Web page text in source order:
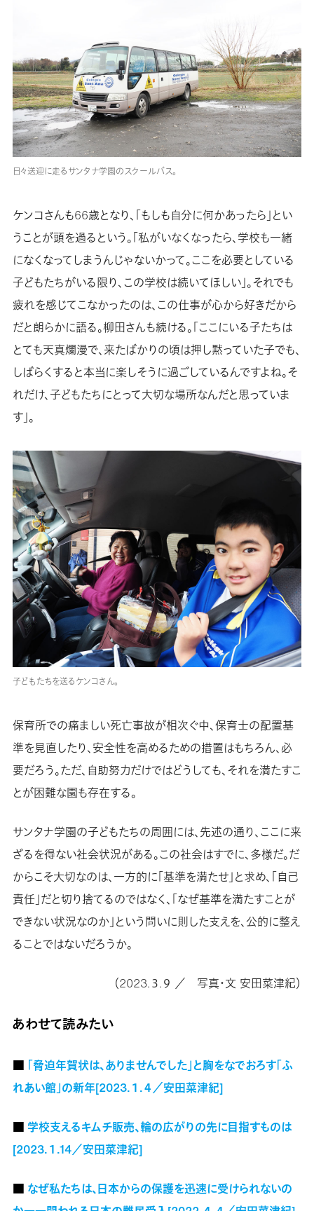
日々送迎に走るサンタナ学園のスクールバス。
ケンコさんも66歳となり、「もしも自分に何かあったら」とい
うことが頭を過るという。「私がいなくなったら、学校も一緒
になくなってしまうんじゃないかって。ここを必要としている
子どもたちがいる限り、この学校は続いてほしい」。それでも
疲れを感じてこなかったのは、この仕事が心から好きだから
だと朗らかに語る。柳田さんも続ける。「ここにいる子たちは
とても天真爛漫で、来たばかりの頃は押し黙っていた子でも、
しばらくすると本当に楽しそうに過ごしているんですよね。そ
れだけ、子どもたちにとって大切な場所なんだと思っていま
す」。
子どもたちを送るケンコさん。
保育所での痛ましい死亡事故が相次ぐ中、保育士の配置基
準を見直したり、安全性を高めるための措置はもちろん、必
要だろう。ただ、自助努力だけではどうしても、それを満たすこ
とが困難な園も存在する。
サンタナ学園の子どもたちの周囲には、先述の通り、ここに来
ざるを得ない社会状況がある。この社会はすでに、多様だ。だ
からこそ大切なのは、一方的に「基準を満たせ」と求め、「自己
責任」だと切り捨てるのではなく、「なぜ基準を満たすことが
できない状況なのか」という問いに則した支えを、公的に整え
ることではないだろうか。
（2023.３.９ ／ 写真・文 安田菜津紀）
あわせて読みたい
■ 「脅迫年賀状は、ありませんでした」と胸をなでおろす「ふ
れあい館」の新年[2023.１.４／安田菜津紀]
■ 学校支えるキムチ販売、輪の広がりの先に目指すものは
[2023.１.14／安田菜津紀]
■ なぜ私たちは、日本からの保護を迅速に受けられないの